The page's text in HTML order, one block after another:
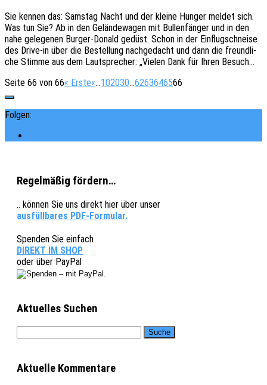
Sie kennen das: Sams­tag Nacht und der kleine Hunger meldet sich.
Was tun Sie? Ab in den Gelän­de­wa­gen mit Bullen­fän­ger und in den
nahe gele­ge­nen Burger-Donald gedüst. Schon in der Einflug­schnei­se
des Drive-in über die Bestel­lung nach­ge­dacht und dann die freund­li­
che Stimme aus dem Laut­spre­cher: „Vielen Dank für Ihren Besuch…
Seite 66 von 66« Erste«...102030...6263646566
Folgen:
Regelmäßig fördern…
.. können Sie uns direkt hier über unser
ausfüllbares PDF-Formular.
Spenden Sie einfach
DIREKT IM SHOP
oder über PayPal
Aktuelles Suchen
Aktuelle Kommentare